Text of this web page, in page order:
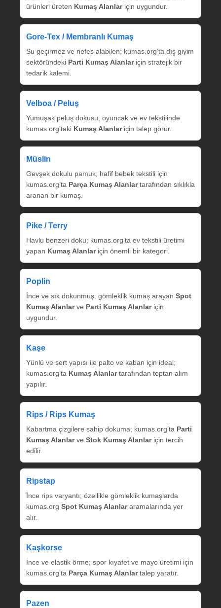
ürünleri üreten Kumaş Alanlariçin uygundur.
Gore‑Tex / Membranlı Kumaş
Su geçirmez ve nefes alabilen; kumas.org’ta dış giyim
sektöründeki Parti Kumaş Alanlariçin stratejik bir
tedarik kalemi.
Velboa / Peluş
Yumuşak peluş dokusu; oyuncak ve ev tekstilinde
kumas.org’taki Kumaş Alanlariçin talep görür.
Müslin
Gevşek dokulu pamuk; hafif bebek tekstili için
kumas.org’ta Parça Kumaş Alanlartarafından sıklıkla
aranan bir kumaş.
Pike / Terry
Havlu benzeri doku; kumas.org’ta ev tekstili üretimi
yapan Kumaş Alanlariçin önemli bir kategori.
Poplin
İnce ve sık dokunmuş; gömleklik kumaş arayan Spot
Kumaş Alanlarve Parti Kumaş Alanlariçin
uygundur.
Kaşe
Yünlü ve sert yapısı ile palto ve kaban için ideal;
kumas.org’ta Kumaş Alanlartarafından toptan alım
yapılır.
Rips / Rips Kumaş
Kabartma çizgilere sahip dokuma; kumas.org’ta Parti
Kumaş Alanlarve Stok Kumaş Alanlariçin tercih
edilir.
Ripstap
İnce rips varyantı; özellikle gömleklik kumaşlarda
kumas.org Spot Kumaş Alanlararamalarında yer
alır.
Kaşkorse
İnce ve elastik örme; spor kıyafet ve mayo üretimi için
kumas.org’ta Parça Kumaş Alanlartalep yaratır.
Pazen